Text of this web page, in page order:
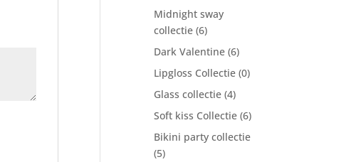
Midnight sway
collectie (6)
Dark Valentine (6)
Lipgloss Collectie (0)
Glass collectie (4)
Soft kiss Collectie (6)
Bikini party collectie
(5)